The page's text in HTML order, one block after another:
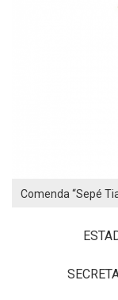
Comenda “Sepé